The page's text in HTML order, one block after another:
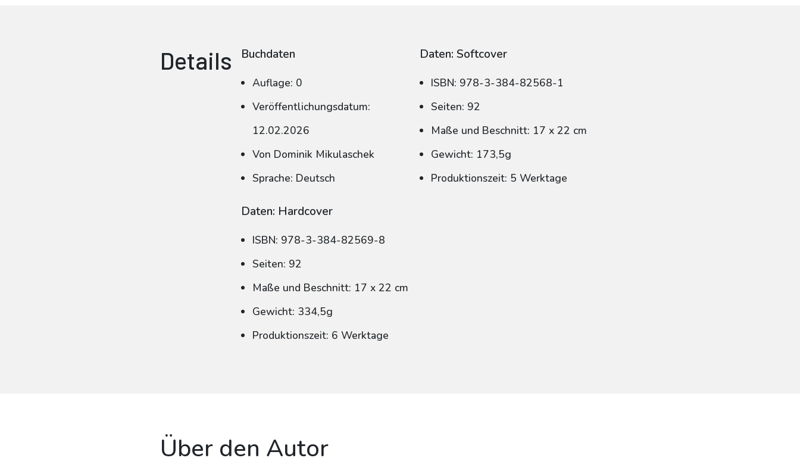
Details Buchdaten
Auflage: 0
Veröffentlichungsdatum:
12.02.2026
Von Dominik Mikulaschek
Sprache: Deutsch
Daten: Softcover
ISBN: 978-3-384-82568-1
Seiten: 92
Maße und Beschnitt: 17 x 22 cm
Gewicht: 173,5g
Produktionszeit: 5 Werktage
Daten: Hardcover
ISBN: 978-3-384-82569-8
Seiten: 92
Maße und Beschnitt: 17 x 22 cm
Gewicht: 334,5g
Produktionszeit: 6 Werktage
Über den Autor